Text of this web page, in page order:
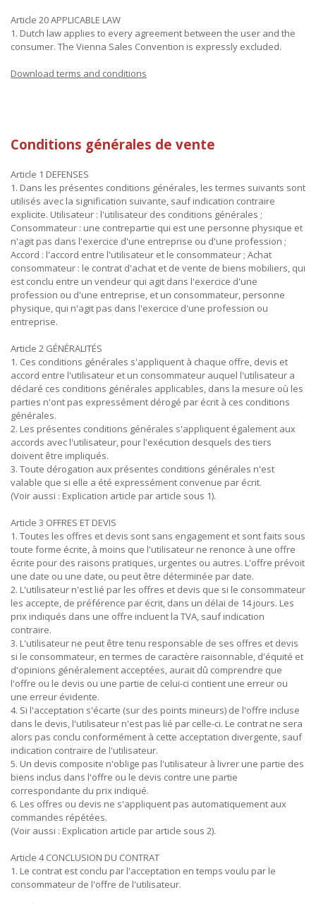
Article 20 APPLICABLE LAW
1. Dutch law applies to every agreement between the user and the
consumer. The Vienna Sales Convention is expressly excluded.
Download terms and conditions
Conditions générales de vente
Article 1 DEFENSES
1. Dans les présentes conditions générales, les termes suivants sont
utilisés avec la signification suivante, sauf indication contraire
explicite. Utilisateur : l'utilisateur des conditions générales ;
Consommateur : une contrepartie qui est une personne physique et
n'agit pas dans l'exercice d'une entreprise ou d'une profession ;
Accord : l'accord entre l'utilisateur et le consommateur ; Achat
consommateur : le contrat d'achat et de vente de biens mobiliers, qui
est conclu entre un vendeur qui agit dans l'exercice d'une
profession ou d'une entreprise, et un consommateur, personne
physique, qui n'agit pas dans l'exercice d'une profession ou
entreprise.
Article 2 GÉNÉRALITÉS
1. Ces conditions générales s'appliquent à chaque offre, devis et
accord entre l'utilisateur et un consommateur auquel l'utilisateur a
déclaré ces conditions générales applicables, dans la mesure où les
parties n'ont pas expressément dérogé par écrit à ces conditions
générales.
2. Les présentes conditions générales s'appliquent également aux
accords avec l'utilisateur, pour l'exécution desquels des tiers
doivent être impliqués.
3. Toute dérogation aux présentes conditions générales n'est
valable que si elle a été expressément convenue par écrit.
(Voir aussi : Explication article par article sous 1).
Article 3 OFFRES ET DEVIS
1. Toutes les offres et devis sont sans engagement et sont faits sous
toute forme écrite, à moins que l'utilisateur ne renonce à une offre
écrite pour des raisons pratiques, urgentes ou autres. L'offre prévoit
une date ou une date, ou peut être déterminée par date.
2. L'utilisateur n'est lié par les offres et devis que si le consommateur
les accepte, de préférence par écrit, dans un délai de 14 jours. Les
prix indiqués dans une offre incluent la TVA, sauf indication
contraire.
3. L'utilisateur ne peut être tenu responsable de ses offres et devis
si le consommateur, en termes de caractère raisonnable, d'équité et
d'opinions généralement acceptées, aurait dû comprendre que
l'offre ou le devis ou une partie de celui-ci contient une erreur ou
une erreur évidente.
4. Si l'acceptation s'écarte (sur des points mineurs) de l'offre incluse
dans le devis, l'utilisateur n'est pas lié par celle-ci. Le contrat ne sera
alors pas conclu conformément à cette acceptation divergente, sauf
indication contraire de l'utilisateur.
5. Un devis composite n'oblige pas l'utilisateur à livrer une partie des
biens inclus dans l'offre ou le devis contre une partie
correspondante du prix indiqué.
6. Les offres ou devis ne s'appliquent pas automatiquement aux
commandes répétées.
(Voir aussi : Explication article par article sous 2).
Article 4 CONCLUSION DU CONTRAT
1. Le contrat est conclu par l'acceptation en temps voulu par le
consommateur de l'offre de l'utilisateur.